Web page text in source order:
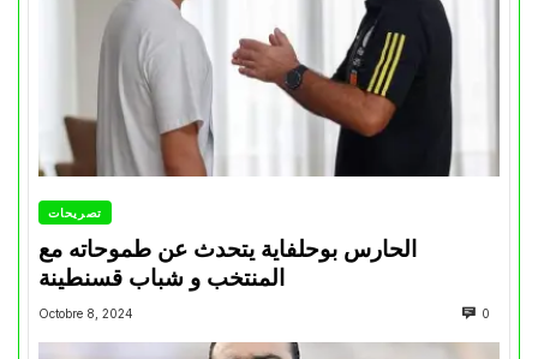
تصريحات
الحارس بوحلفاية يتحدث عن طموحاته مع
المنتخب و شباب قسنطينة
Octobre 8, 2024 0